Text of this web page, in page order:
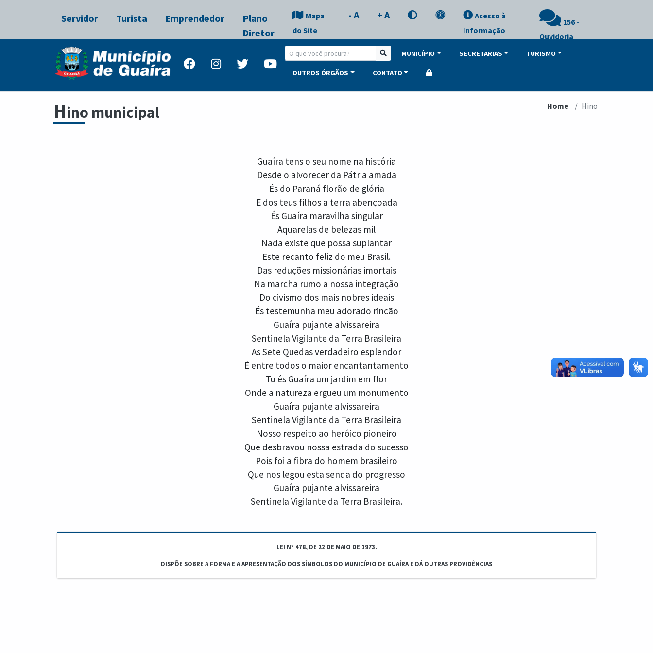
Servidor Turista Emprendedor
Plano
Diretor
Mapa
do Site
- A + A
Acesso à
Informação
156 -
Ouvidoria
MUNICÍPIO SECRETARIAS TURISMO
OUTROS ÓRGÃOS CONTATO
Hino municipal Home Hino
Guaíra tens o seu nome na história
Desde o alvorecer da Pátria amada
És do Paraná florão de glória
E dos teus filhos a terra abençoada
És Guaíra maravilha singular
Aquarelas de belezas mil
Nada existe que possa suplantar
Este recanto feliz do meu Brasil.
Das reduções missionárias imortais
Na marcha rumo a nossa integração
Do civismo dos mais nobres ideais
És testemunha meu adorado rincão
Guaíra pujante alvissareira
Sentinela Vigilante da Terra Brasileira
As Sete Quedas verdadeiro esplendor
É entre todos o maior encantantamento
Tu és Guaíra um jardim em flor
Onde a natureza ergueu um monumento
Guaíra pujante alvissareira
Sentinela Vigilante da Terra Brasileira
Nosso respeito ao heróico pioneiro
Que desbravou nossa estrada do sucesso
Pois foi a fibra do homem brasileiro
Que nos legou esta senda do progresso
Guaíra pujante alvissareira
Sentinela Vigilante da Terra Brasileira.
LEI Nº 478, DE 22 DE MAIO DE 1973.
DISPÕE SOBRE A FORMA E A APRESENTAÇÃO DOS SÍMBOLOS DO MUNICÍPIO DE GUAÍRA E DÁ OUTRAS PROVIDÊNCIAS